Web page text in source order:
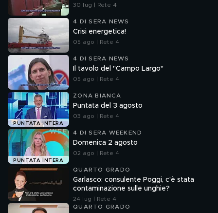
30 lug | Rete 4
4 DI SERA NEWS
Crisi energetica!
05 ago | Rete 4
4 DI SERA NEWS
Il tavolo del "Campo Largo"
05 ago | Rete 4
PUNTATA INTERA
ZONA BIANCA
Puntata del 3 agosto
03 ago | Rete 4
PUNTATA INTERA
4 DI SERA WEEKEND
Domenica 2 agosto
02 ago | Rete 4
QUARTO GRADO
Garlasco: consulente Poggi, c'è stata
contaminazione sulle unghie?
24 lug | Rete 4
QUARTO GRADO